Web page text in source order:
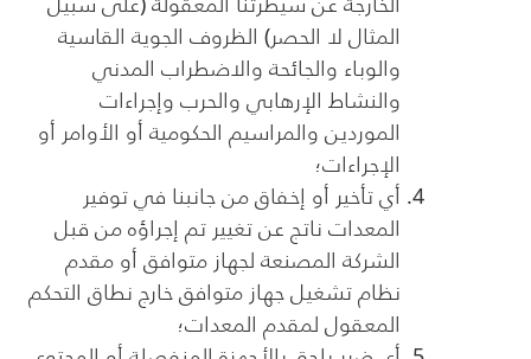
المثال لا الحصر) الظروف الجوية القاسية
والوباء والجائحة والاضطراب المدني
والنشاط الإرهابي والحرب وإجراءات
الموردين والمراسيم الحكومية أو الأوامر أو
الإجراءات؛
أي تأخير أو إخفاق من جانبنا في توفير
المعدات ناتج عن تغيير تم إجراؤه من قبل
الشركة المصنعة لجهاز متوافق أو مقدم
نظام تشغيل جهاز متوافق خارج نطاق التحكم
المعقول لمقدم المعدات؛